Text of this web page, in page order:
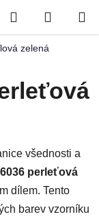
Hledat
KOŠÍK
zelená
všednosti a
perleťová
dílem. Tento
barev vzorníku